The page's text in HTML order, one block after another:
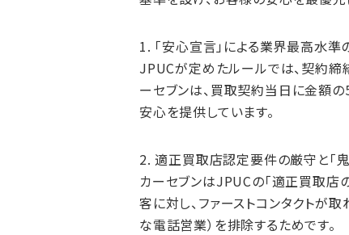
1. 「安心宣言」による業界最高水
JPUCが定めたルールでは、契約締
ーセブンは、買取契約当日に金額
安心を提供しています。
2.適正買取店認定要件の厳守 と「
カーセブンはJPUCの「適正買取店
客に対し、ファーストコンタクトが
な電話営業）を排除するためです。